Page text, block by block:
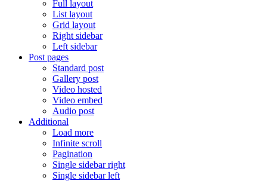
Full layout
List layout
Grid layout
Right sidebar
Left sidebar
Post pages
Standard post
Gallery post
Video hosted
Video embed
Audio post
Additional
Load more
Infinite scroll
Pagination
Single sidebar right
Single sidebar left